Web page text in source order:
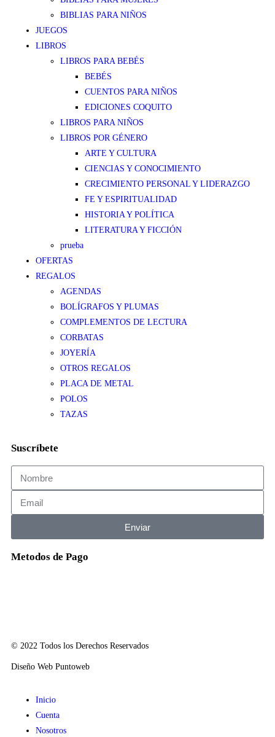
BIBLIAS PARA NIÑOS
JUEGOS
LIBROS
LIBROS PARA BEBÉS
BEBÉS
CUENTOS PARA NIÑOS
EDICIONES COQUITO
LIBROS PARA NIÑOS
LIBROS POR GÉNERO
ARTE Y CULTURA
CIENCIAS Y CONOCIMIENTO
CRECIMIENTO PERSONAL Y LIDERAZGO
FE Y ESPIRITUALIDAD
HISTORIA Y POLÍTICA
LITERATURA Y FICCIÓN
prueba
OFERTAS
REGALOS
AGENDAS
BOLÍGRAFOS Y PLUMAS
COMPLEMENTOS DE LECTURA
CORBATAS
JOYERÍA
OTROS REGALOS
PLACA DE METAL
POLOS
TAZAS
Suscríbete
Enviar
Metodos de Pago
© 2022 Todos los Derechos Reservados
Diseño Web Puntoweb
Inicio
Cuenta
Nosotros